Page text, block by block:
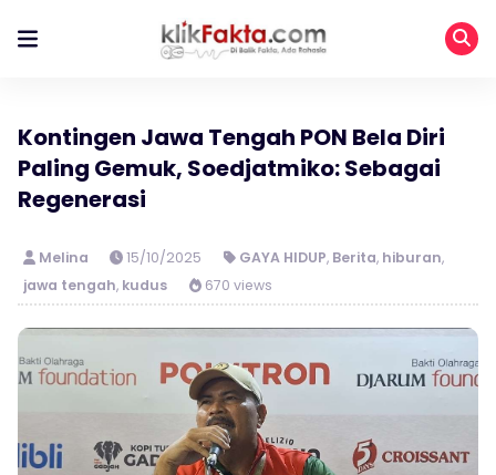
Kontingen Jawa Tengah PON Bela Diri
Paling Gemuk, Soedjatmiko: Sebagai
Regenerasi
Melina 15/10/2025 GAYA HIDUP, Berita, hiburan,
jawa tengah, kudus 670 views